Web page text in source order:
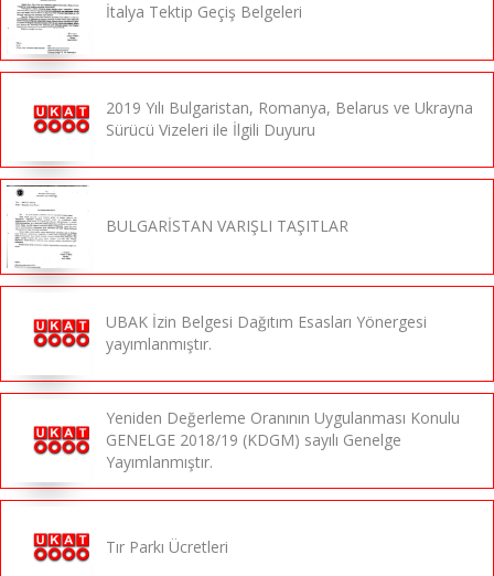
İtalya Tektip Geçiş Belgeleri
2019 Yılı Bulgaristan, Romanya, Belarus ve Ukrayna
Sürücü Vizeleri ile İlgili Duyuru
BULGARİSTAN VARIŞLI TAŞITLAR
UBAK İzin Belgesi Dağıtım Esasları Yönergesi
yayımlanmıştır.
Yeniden Değerleme Oranının Uygulanması Konulu
GENELGE 2018/19 (KDGM) sayılı Genelge
Yayımlanmıştır.
Tır Parkı Ücretleri